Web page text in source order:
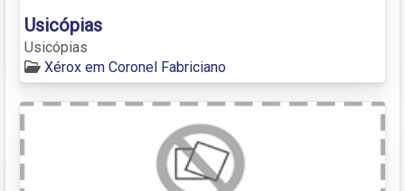
Usicópias
Usicópias
Xérox em Coronel Fabriciano